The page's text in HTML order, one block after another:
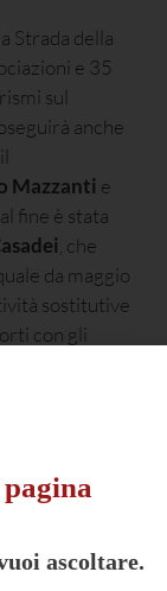
Strada della
e 35
sul
anche
Mazzanti e
fine è stata
, che
da maggio
sostitutive
con gli
ascoltare.